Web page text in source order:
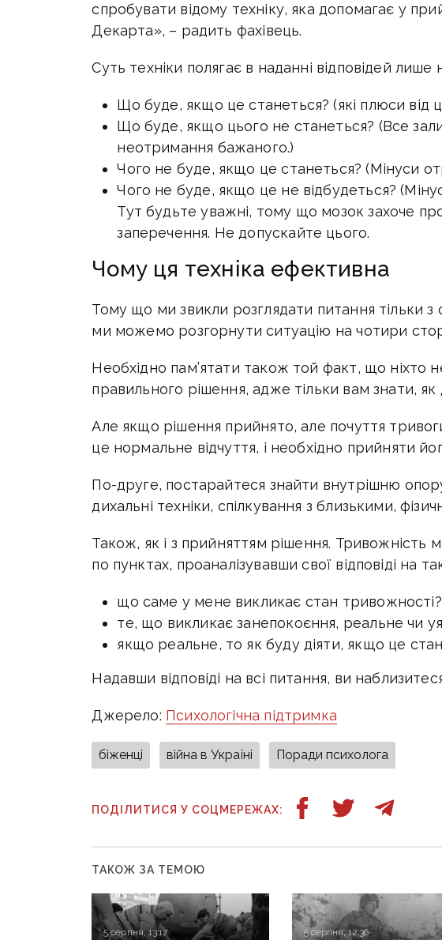
спробувати відому техніку, яка допомагає у
Декарта», – радить фахівець.
Суть техніки полягає в наданні відповідей
Що буде, якщо це станеться? (які плюси від
Що буде, якщо цього не станеться? (Все
неотримання бажаного.)
Чого не буде, якщо це станеться? (Мінуси
Чого не буде, якщо це не відбудеться?
Тут будьте уважні, тому що мозок захоче
заперечення. Не допускайте цього.
Чому ця техніка ефективна
Тому що ми звикли розглядати питання тільки з
ми можемо розгорнути ситуацію на чотири
Необхідно пам’ятати також той факт, що ніхто
правильного рішення, адже тільки вам знати,
Але якщо рішення прийнято, але почуття
це нормальне відчуття, і необхідно прийняти
По-друге, постарайтеся знайти внутрішню
дихальні техніки, спілкування з близькими,
Також, як і з прийняттям рішення.
по пунктах, проаналізувавши свої відповіді на
що саме у мене викликає стан тривожності?
те, що викликає занепокоєння, реальне чи
якщо реальне, то як буду діяти, якщо це
Надавши відповіді на всі питання, ви
Джерело: Психологічна підтримка
біженці війна в Україні Поради психолога
ПОДІЛИТИСЯ У СОЦМЕРЕЖАХ:
ТАКОЖ ЗА ТЕМОЮ
5 серпня, 13:17 5 серпня, 12:36